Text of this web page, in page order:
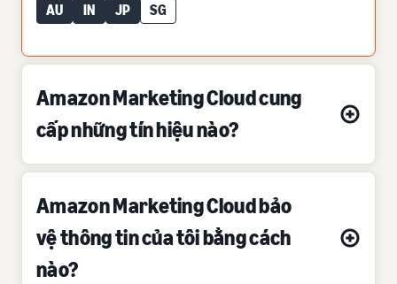
AU IN JP SG
Amazon Marketing Cloud cung
cấp những tín hiệu nào?
Amazon Marketing Cloud bảo
vệ thông tin của tôi bằng cách
nào?